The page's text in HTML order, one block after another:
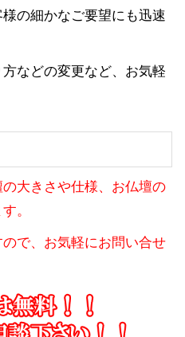
の細かなご要望にも迅速
などの変更など、お気軽
大きさや仕様、お仏壇の
。
で、お気軽にお問い合せ